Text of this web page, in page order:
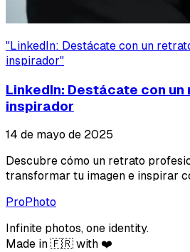
"LinkedIn: Destácate con un
inspirador"
LinkedIn: Destácate con
inspirador
14 de mayo de 2025
Descubre cómo un retrato
transformar tu imagen e inspirar
ProPhoto
Infinite photos, one identity.
Made in 🇫🇷 with ❤️